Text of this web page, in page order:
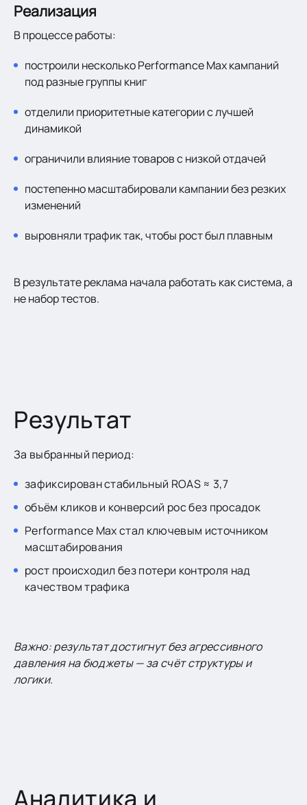
Реализация
В процессе работы:
построили несколько Performance Max кампаний
под разные группы книг
отделили приоритетные категории с лучшей
динамикой
ограничили влияние товаров с низкой отдачей
постепенно масштабировали кампании без резких
изменений
выровняли трафик так, чтобы рост был плавным
В результате реклама начала работать как система, а
не набор тестов.
Результат
За выбранный период:
зафиксирован стабильный ROAS ≈ 3,7
объём кликов и конверсий рос без просадок
Performance Max стал ключевым источником
масштабирования
рост происходил без потери контроля над
качеством трафика
Важно: результат достигнут без агрессивного
давления на бюджеты — за счёт структуры и
логики.
Аналитика и